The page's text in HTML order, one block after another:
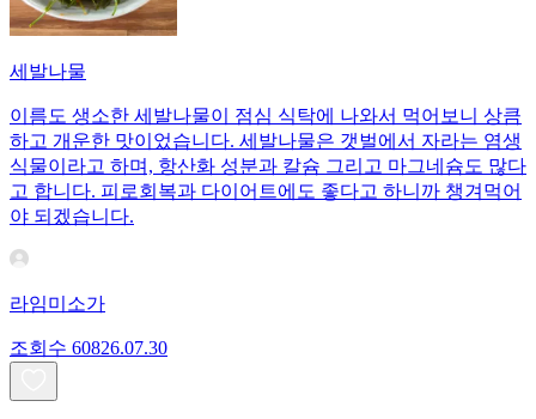
세발나물
이름도 생소한 세발나물이 점심 식탁에 나와서 먹어보니 상큼
하고 개운한 맛이었습니다. 세발나물은 갯벌에서 자라는 염생
식물이라고 하며, 항산화 성분과 칼슘 그리고 마그네슘도 많다
고 합니다. 피로회복과 다이어트에도 좋다고 하니까 챙겨먹어
야 되겠습니다.
라임미소가
조회수 60826.07.30